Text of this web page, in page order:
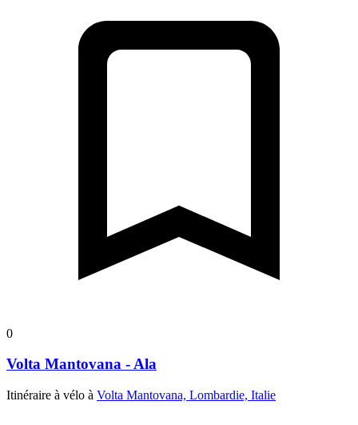
0
Volta Mantovana - Ala
Itinéraire à vélo à Volta Mantovana, Lombardie, Italie